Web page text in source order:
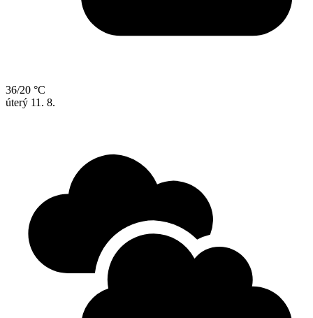
36/20 °C
úterý 11. 8.